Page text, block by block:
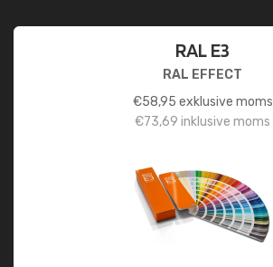
RAL E3
RAL EFFECT
€58,95 exklusive moms
€73,69 inklusive moms